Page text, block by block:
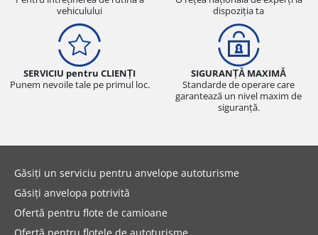
vehiculului
dispoziția ta
SERVICIU pentru CLIENȚI
Punem nevoile tale pe primul loc.
SIGURANȚĂ MAXIMĂ
Standarde de operare care
garantează un nivel maxim de
siguranță.
Găsiți un serviciu pentru anvelope autoturisme
Găsiți anvelopa potrivită
Ofertă pentru flote de camioane